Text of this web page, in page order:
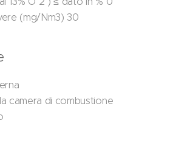
(mg/Nm3) 30
camera di combustione